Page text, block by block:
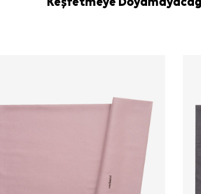
Keşfetmeye